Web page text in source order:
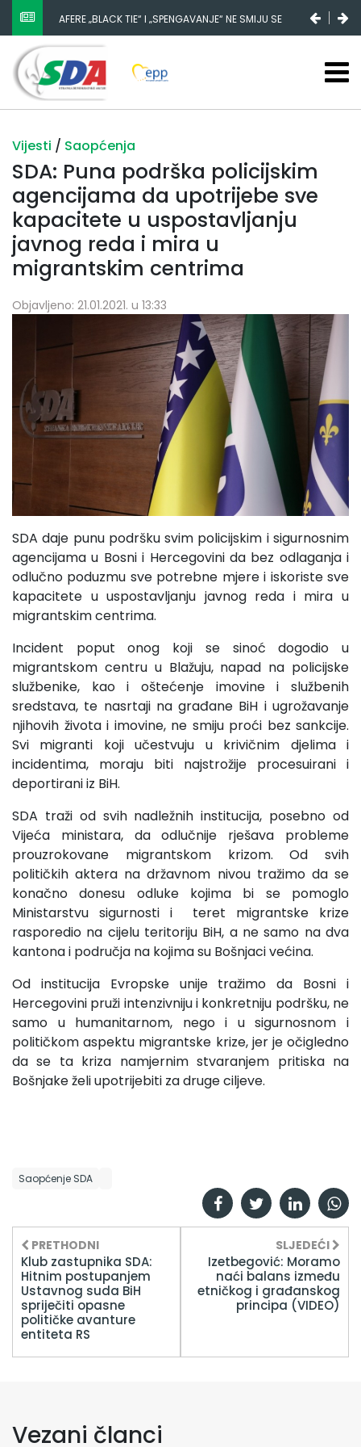
AFERE „BLACK TIE“ I „SPENGAVANJE“ NE SMIJU SE
ZATAŠKATI
Vijesti / Saopćenja
SDA: Puna podrška policijskim
agencijama da upotrijebe sve
kapacitete u uspostavljanju
javnog reda i mira u
migrantskim centrima
Objavljeno: 21.01.2021. u 13:33
SDA daje punu podršku svim policijskim i sigurnosnim
agencijama u Bosni i Hercegovini da bez odlaganja i
odlučno poduzmu sve potrebne mjere i iskoriste sve
kapacitete u uspostavljanju javnog reda i mira u
migrantskim centrima.
Incident poput onog koji se sinoć dogodio u
migrantskom centru u Blažuju, napad na policijske
službenike, kao i oštećenje imovine i službenih
sredstava, te nasrtaji na građane BiH i ugrožavanje
njihovih života i imovine, ne smiju proći bez sankcije.
Svi migranti koji učestvuju u krivičnim djelima i
incidentima, moraju biti najstrožije procesuirani i
deportirani iz BiH.
SDA traži od svih nadležnih institucija, posebno od
Vijeća ministara, da odlučnije rješava probleme
prouzrokovane migrantskom krizom. Od svih
političkih aktera na državnom nivou tražimo da se
konačno donesu odluke kojima bi se pomoglo
Ministarstvu sigurnosti i teret migrantske krize
rasporedio na cijelu teritoriju BiH, a ne samo na dva
kantona i područja na kojima su Bošnjaci većina.
Od institucija Evropske unije tražimo da Bosni i
Hercegovini pruži intenzivniju i konkretniju podršku, ne
samo u humanitarnom, nego i u sigurnosnom i
političkom aspektu migrantske krize, jer je očigledno
da se ta kriza namjernim stvaranjem pritiska na
Bošnjake želi upotrijebiti za druge ciljeve.
Saopćenje SDA
PRETHODNI
Klub zastupnika SDA:
Hitnim postupanjem
Ustavnog suda BiH
spriječiti opasne
političke avanture
entiteta RS
SLJEDEĆI
Izetbegović: Moramo
naći balans između
etničkog i građanskog
principa (VIDEO)
Vezani članci